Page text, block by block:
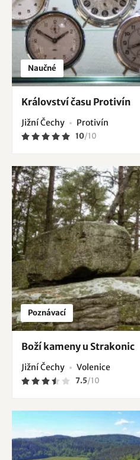
Naučné
Království času Protivín
Jižní Čechy Protivín
10/10
Poznávací
Boží kameny u Strakonic
Jižní Čechy Volenice
7.5/10